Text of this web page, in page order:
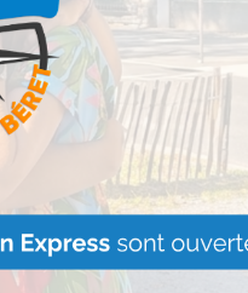
Lire Plus »